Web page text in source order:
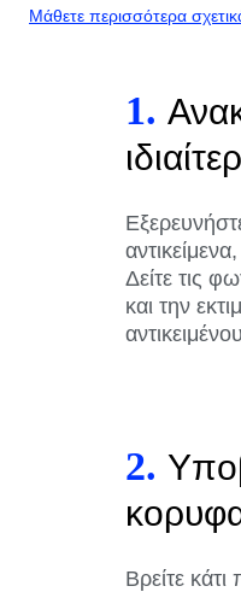
Μάθετε περισσότερα
1.
Δείτε τις
και την
2.
Βρείτε